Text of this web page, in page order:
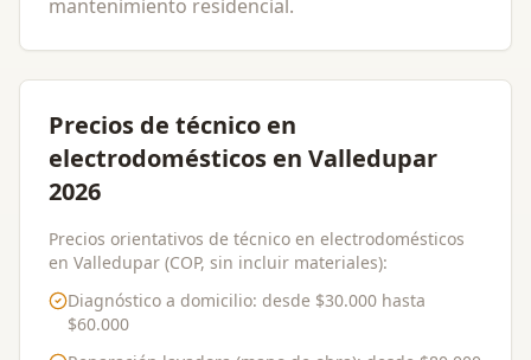
mantenimiento residencial.
Precios de técnico en
electrodomésticos en Valledupar
2026
Precios orientativos de técnico en electrodomésticos
en Valledupar (COP, sin incluir materiales):
Diagnóstico a domicilio: desde $30.000 hasta
$60.000